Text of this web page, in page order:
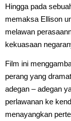
Hingga pada
memaksa Ellison
melawan
kekuasaan
Film ini
perang yang
adegan – adegan
perlawanan ke
menayangkan